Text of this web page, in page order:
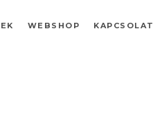
WEBSHOP KAPCSOLAT